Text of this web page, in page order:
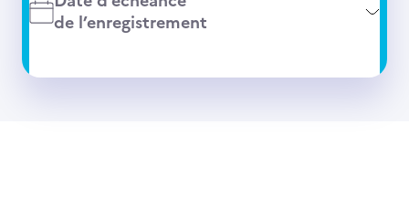
de l’enregistrement